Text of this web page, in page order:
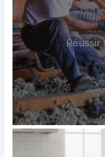
Réussir